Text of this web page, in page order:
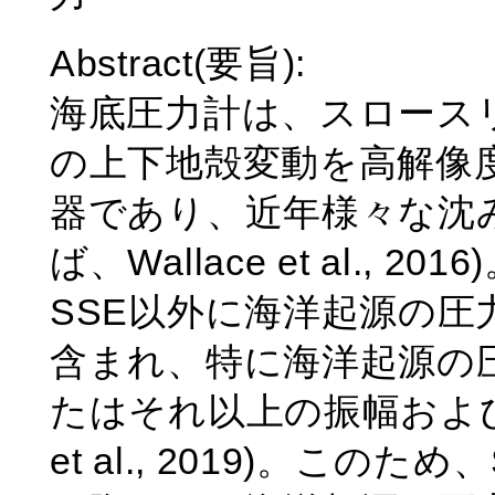
Abstract(要旨):
海底圧力計は、スロース
の上下地殻変動を高解像
器であり、近年様々な
ば、Wallace et al.,
SSE以外に海洋起源の圧
含まれ、特に海洋起源の
たはそれ以上の振幅お
et al., 2019)。このため